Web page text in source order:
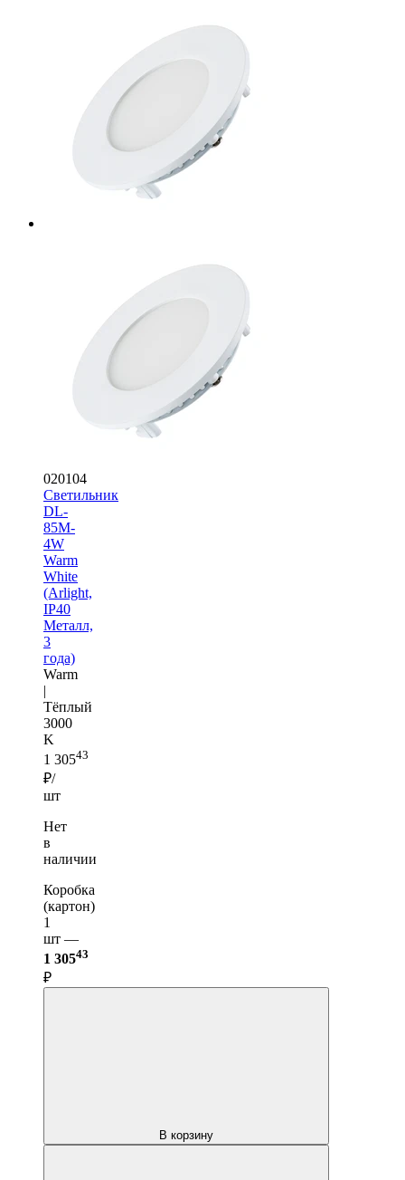
020104
Светильник
DL-
85M-
4W
Warm
White
(Arlight,
IP40
Металл,
3
года)
Warm
|
Тёплый
3000
K
1 30543
₽/
шт
Нет
в
наличии
Коробка
(картон)
1
шт —
1 30543
₽
В корзину